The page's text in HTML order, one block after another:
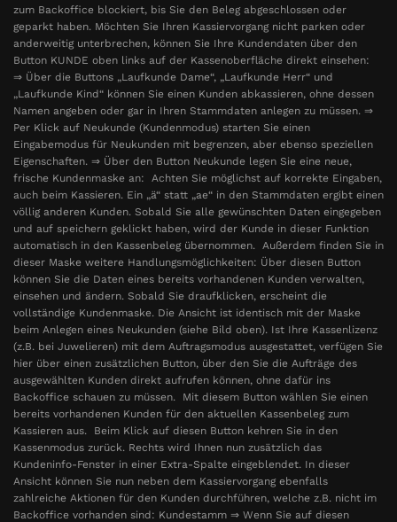
zum Backoffice blockiert, bis Sie den Beleg abgeschlossen oder
geparkt haben. Möchten Sie Ihren Kassiervorgang nicht parken oder
anderweitig unterbrechen, können Sie Ihre Kundendaten über den
Button KUNDE oben links auf der Kassenoberfläche direkt einsehen:
⇒ Über die Buttons „Laufkunde Dame“, „Laufkunde Herr“ und
„Laufkunde Kind“ können Sie einen Kunden abkassieren, ohne dessen
Namen angeben oder gar in Ihren Stammdaten anlegen zu müssen. ⇒
Per Klick auf Neukunde (Kundenmodus) starten Sie einen
Eingabemodus für Neukunden mit begrenzen, aber ebenso speziellen
Eigenschaften. ⇒ Über den Button Neukunde legen Sie eine neue,
frische Kundenmaske an: Achten Sie möglichst auf korrekte Eingaben,
auch beim Kassieren. Ein „ä“ statt „ae“ in den Stammdaten ergibt einen
völlig anderen Kunden. Sobald Sie alle gewünschten Daten eingegeben
und auf speichern geklickt haben, wird der Kunde in dieser Funktion
automatisch in den Kassenbeleg übernommen. Außerdem finden Sie in
dieser Maske weitere Handlungsmöglichkeiten: Über diesen Button
können Sie die Daten eines bereits vorhandenen Kunden verwalten,
einsehen und ändern. Sobald Sie draufklicken, erscheint die
vollständige Kundenmaske. Die Ansicht ist identisch mit der Maske
beim Anlegen eines Neukunden (siehe Bild oben). Ist Ihre Kassenlizenz
(z.B. bei Juwelieren) mit dem Auftragsmodus ausgestattet, verfügen Sie
hier über einen zusätzlichen Button, über den Sie die Aufträge des
ausgewählten Kunden direkt aufrufen können, ohne dafür ins
Backoffice schauen zu müssen. Mit diesem Button wählen Sie einen
bereits vorhandenen Kunden für den aktuellen Kassenbeleg zum
Kassieren aus. Beim Klick auf diesen Button kehren Sie in den
Kassenmodus zurück. Rechts wird Ihnen nun zusätzlich das
Kundeninfo-Fenster in einer Extra-Spalte eingeblendet. In dieser
Ansicht können Sie nun neben dem Kassiervorgang ebenfalls
zahlreiche Aktionen für den Kunden durchführen, welche z.B. nicht im
Backoffice vorhanden sind: Kundestamm ⇒ Wenn Sie auf diesen